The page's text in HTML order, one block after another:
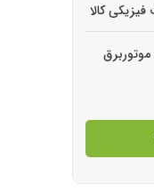
کالا
موتوربرق